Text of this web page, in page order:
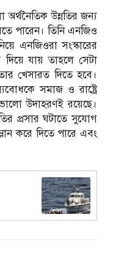
উন্নতির জন্য
পারেন। তিনি এনজিও
এনজিওরা সংস্কারের
যায় তাহলে সেটা
খেসারত দিতে হবে।
সমাজ ও রাষ্ট্রে
উদাহরণই রয়েছে।
প্রসার ঘটাতে সুযোগ
করে দিতে পারে এবং